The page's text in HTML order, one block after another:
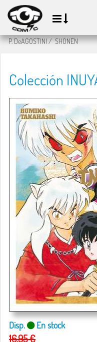
P. DeAGOSTINI/SHONEN
Colección
Disp. En stock
16,95 €